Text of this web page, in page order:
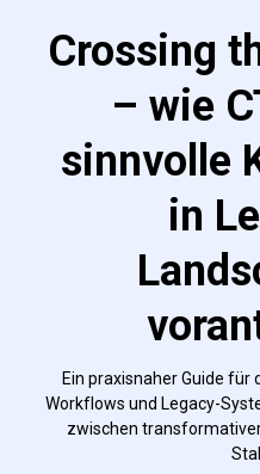
Crossing
– wie
sinnvolle
in
Ein praxisnaher Guide für
Workflows und Legacy-
zwischen